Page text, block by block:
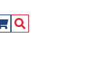
Aggiungi al
Vedi Dettagli